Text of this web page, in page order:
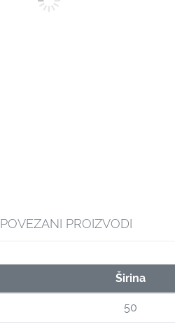
POVEZANI PROIZVODI
Širina
50